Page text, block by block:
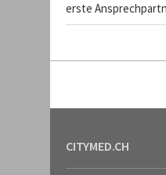
erste
CITYMED.CH